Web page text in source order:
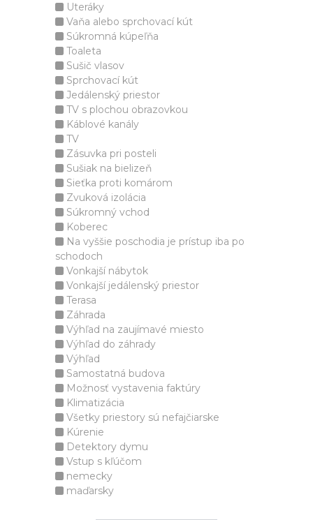
Uteráky
Vaňa alebo sprchovací kút
Súkromná kúpeľňa
Toaleta
Sušič vlasov
Sprchovací kút
Jedálenský priestor
TV s plochou obrazovkou
Káblové kanály
TV
Zásuvka pri posteli
Sušiak na bielizeň
Sieťka proti komárom
Zvuková izolácia
Súkromný vchod
Koberec
Na vyššie poschodia je prístup iba po
schodoch
Vonkajší nábytok
Vonkajší jedálenský priestor
Terasa
Záhrada
Výhľad na zaujímavé miesto
Výhľad do záhrady
Výhľad
Samostatná budova
Možnosť vystavenia faktúry
Klimatizácia
Všetky priestory sú nefajčiarske
Kúrenie
Detektory dymu
Vstup s kľúčom
nemecky
maďarsky